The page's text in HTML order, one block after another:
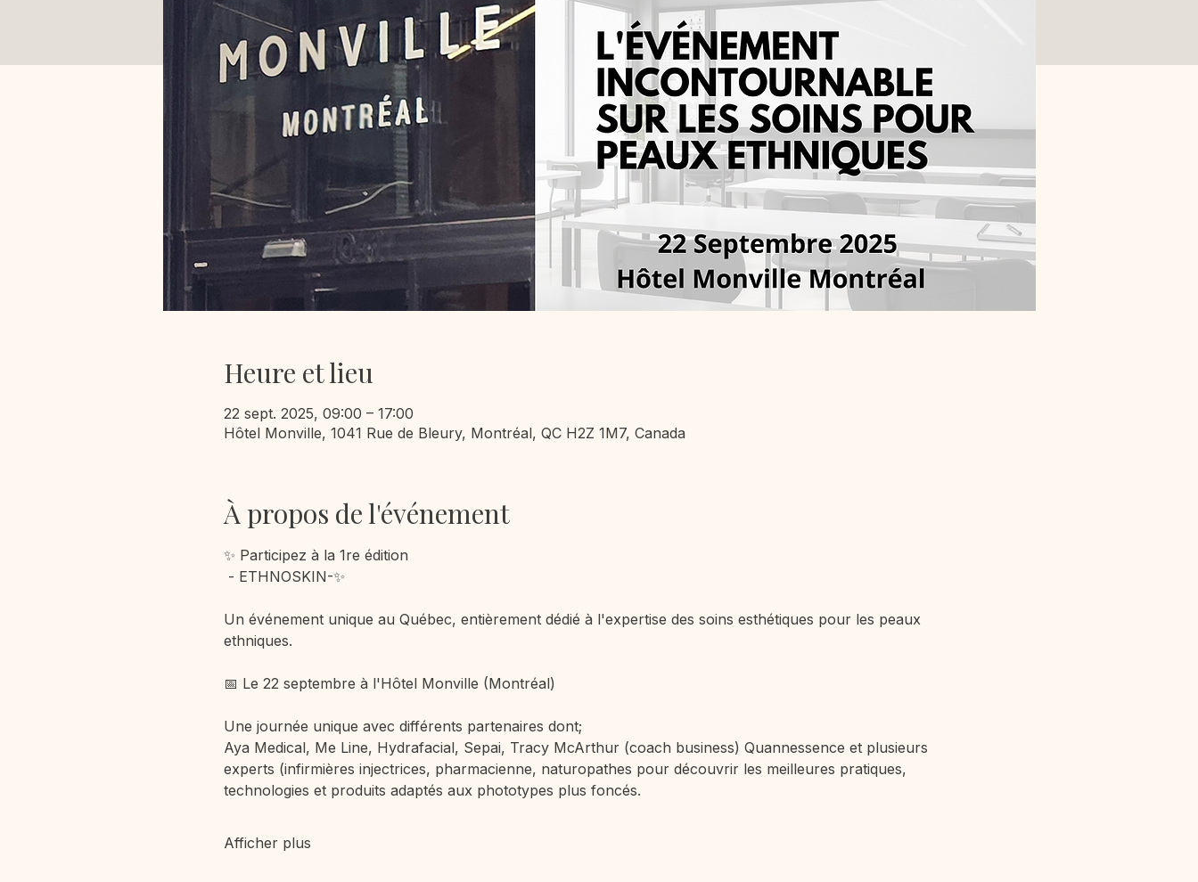
Heure et lieu
22 sept. 2025, 09:00 – 17:00
Hôtel Monville, 1041 Rue de Bleury, Montréal, QC H2Z 1M7, Canada
À propos de l'événement
✨️ Participez à la 1re édition
- ETHNOSKIN-✨️
Un événement unique au Québec, entièrement dédié à l'expertise des soins esthétiques pour les peaux
ethniques.
📅 Le 22 septembre à l'Hôtel Monville (Montréal)
Une journée unique avec différents partenaires dont;
Aya Medical, Me Line, Hydrafacial, Sepai, Tracy McArthur (coach business) Quannessence et plusieurs
experts (infirmières injectrices, pharmacienne, naturopathes pour découvrir les meilleures pratiques,
technologies et produits adaptés aux phototypes plus foncés.
Afficher plus